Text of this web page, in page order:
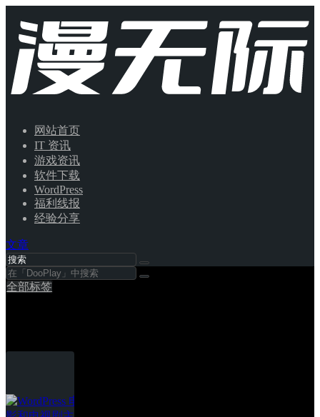
网站首页
IT 资讯
游戏资讯
软件下载
WordPress
福利线报
经验分享
文章
全部标签